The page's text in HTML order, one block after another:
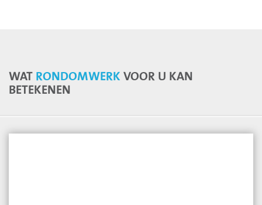
WAT RONDOMWERK VOOR U KAN
BETEKENEN